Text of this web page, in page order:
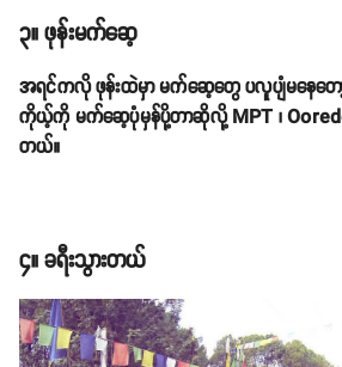
၃။ ဖုန်းမက်ဆေ့
အရင်ကလို ဖုန်းထဲမှာ မက်ဆေ့တွေ ပလူပျံမနေတ
ကိုယ့်ကို မက်ဆေ့ပုံမှန်ပို့တာဆိုလို့ MPT ၊
တယ်။
၄။ ခရီးသွားတယ်